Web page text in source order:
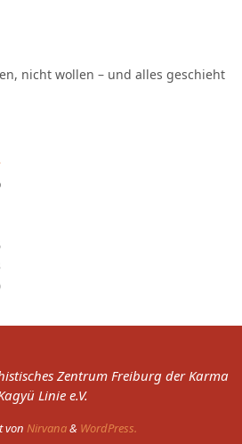
nicht wollen – und alles geschieht
Zentrum Freiburg der Karma
Linie e.V.
von Nirvana& WordPress.